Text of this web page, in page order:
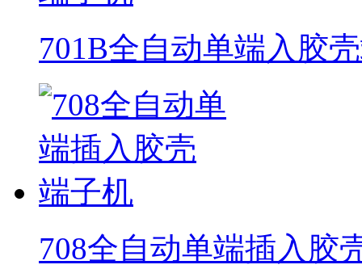
701B全自动单端入胶
708全自动单端插入胶